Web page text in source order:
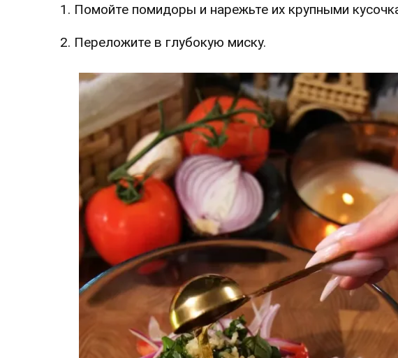
1. Помойте помидоры и нарежьте их крупными
2. Переложите в глубокую миску.